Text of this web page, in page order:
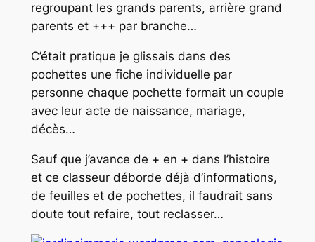
regroupant les grands parents, arrière grand
parents et +++ par branche…
C’était pratique je glissais dans des
pochettes une fiche individuelle par
personne chaque pochette formait un couple
avec leur acte de naissance, mariage,
décès…
Sauf que j’avance de + en + dans l’histoire
et ce classeur déborde déjà d’informations,
de feuilles et de pochettes, il faudrait sans
doute tout refaire, tout reclasser…